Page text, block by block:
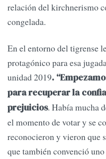
relación del kirchnerismo
congelada.
En el entorno del tigrense
protagónico para esa
unidad 2019.
para recuperar la
prejuicios. Había mucha
el momento de votar y se
reconocieron y vieron que
que también convenció